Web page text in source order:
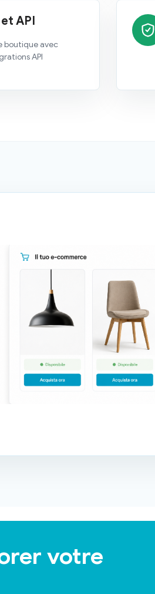
API
boutique avec
API
votre